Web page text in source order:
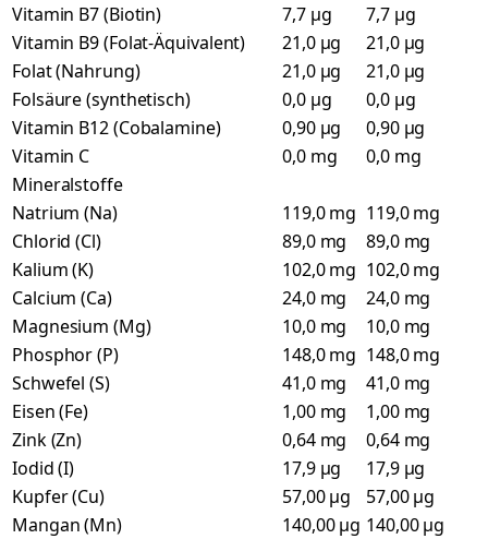
Vitamin B7 (Biotin)
7,7 µg
7,7 µg
Vitamin B9 (Folat-Äquivalent)
21,0 µg
21,0 µg
Folat (Nahrung)
21,0 µg
21,0 µg
Folsäure (synthetisch)
0,0 µg
0,0 µg
Vitamin B12 (Cobalamine)
0,90 µg
0,90 µg
Vitamin C
0,0 mg
0,0 mg
Mineralstoffe
Natrium (Na)
119,0 mg 119,0 mg
Chlorid (Cl)
89,0 mg
89,0 mg
Kalium (K)
102,0 mg 102,0 mg
Calcium (Ca)
24,0 mg
24,0 mg
Magnesium (Mg)
10,0 mg
10,0 mg
Phosphor (P)
148,0 mg 148,0 mg
Schwefel (S)
41,0 mg
41,0 mg
Eisen (Fe)
1,00 mg
1,00 mg
Zink (Zn)
0,64 mg
0,64 mg
Iodid (I)
17,9 µg
17,9 µg
Kupfer (Cu)
57,00 µg
57,00 µg
Mangan (Mn)
140,00 µg 140,00 µg